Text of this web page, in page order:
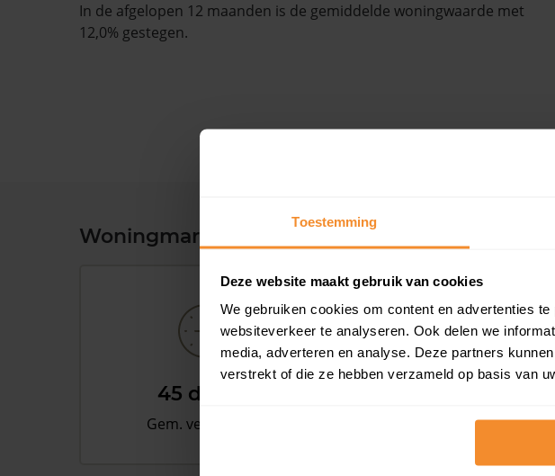
Toestemming
Deze website maakt gebruik van cookies
We gebruiken cookies om content en advertenties
websiteverkeer te analyseren. Ook delen we
media, adverteren en analyse. Deze partners
verstrekt of die ze hebben verzameld op basis van
In de afgelopen 12 maanden is de gemiddelde woningwaarde met
12,0% gestegen.
Woningmarkt en woningwaarde
45 dagen
Gem. verkooptijd